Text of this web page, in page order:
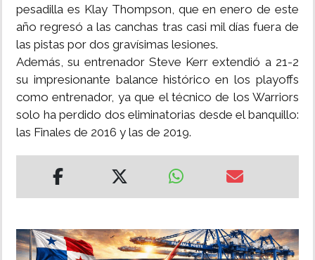
pesadilla es Klay Thompson, que en enero de este
año regresó a las canchas tras casi mil días fuera de
las pistas por dos gravísimas lesiones.
Además, su entrenador Steve Kerr extendió a 21-2
su impresionante balance histórico en los playoffs
como entrenador, ya que el técnico de los Warriors
solo ha perdido dos eliminatorias desde el banquillo:
las Finales de 2016 y las de 2019.